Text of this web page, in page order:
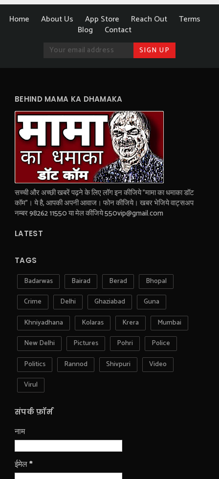
Home About Us App Store Reach Out
Terms
Blog
Contact
BEHIND MAMA KA DHAMAKA
सच्ची और अच्छी खबरें पढ़ने के लिए लॉग इन कीजिये "मामा का धमाका डॉट
कॉम"। ये है, आपकी अपनी आवाज। फोन कीजिये। खबर भेजिये वाट्सअप
नम्बर 98262 11550 या मेल कीजिये 550vip@gmail.com
LATEST
TAGS
Badarwas Bairad Berad
Bhopal
Crime
Delhi Ghaziabad
Guna
Khniyadhana
Kolaras Krera
Mumbai
New Delhi
Pictures Pohri
Police
Politics
Rannod Shivpuri
Video
Virul
संपर्क फ़ॉर्म
नाम
ईमेल*